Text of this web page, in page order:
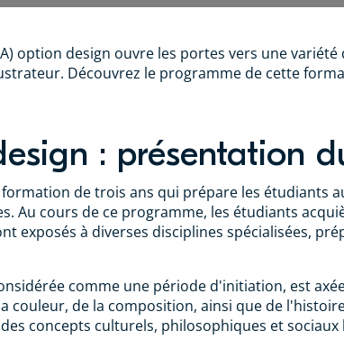
option design ouvre les portes vers une
Découvrez le programme de cette
: présentation
de trois ans qui prépare les étudiants
Au cours de ce programme, les étudiants
exposés à diverses disciplines spécialisées,
comme une période d'initiation, est
couleur, de la composition, ainsi que de
concepts culturels, philosophiques et sociaux